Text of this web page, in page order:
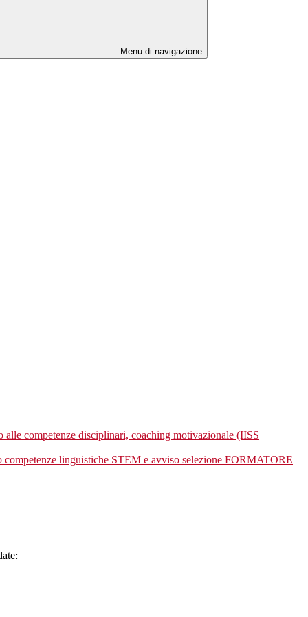
Menu di navigazione
competenze disciplinari, coaching motivazionale (IISS
linguistiche STEM e avviso selezione FORMATORE